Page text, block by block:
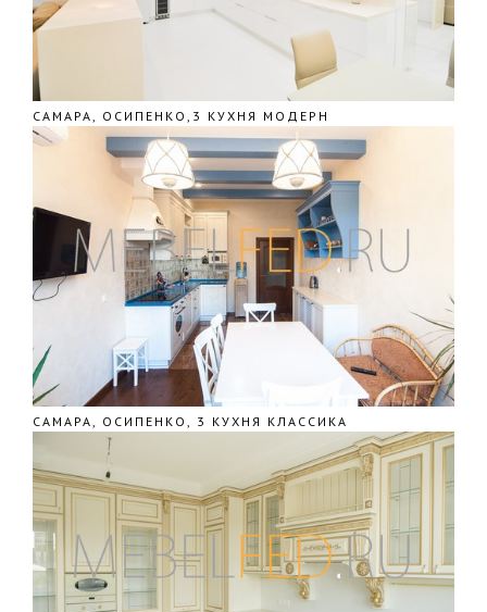
САМАРА, ОСИПЕНКО,3 КУХНЯ МОДЕРН
САМАРА, ОСИПЕНКО, 3 КУХНЯ КЛАССИКА